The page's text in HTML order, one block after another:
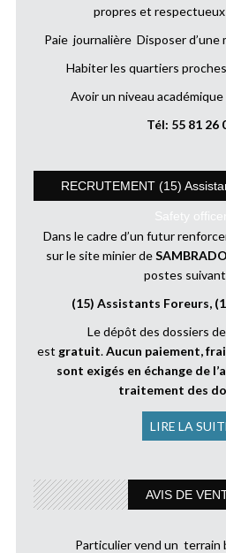
propres et
Paie journalière Disposer
Habiter les quartiers
Avoir un niveau académique
Tél: 55 81 26
RECRUTEMENT (15)
Safety officer
Dans le cadre d’un futur
sur le site minier de
postes
(15) Assistants Foreurs,
Le dépôt des dossiers
est gratuit.Aucun paiement,
sont exigés en échange de
traitement des
LIRE LA
AVIS DE
Particulier vend un terrain